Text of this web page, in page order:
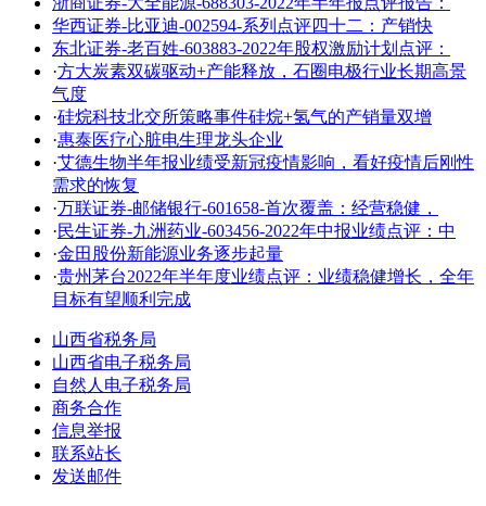
华西证券-比亚迪-002594-系列点评四十二：产销快
东北证券-老百姓-603883-2022年股权激励计划点评：
·方大炭素双碳驱动+产能释放，石圈电极行业长期高景
气度
·硅烷科技北交所策略事件硅烷+氢气的产销量双增
·惠泰医疗心脏电生理龙头企业
·艾德生物半年报业绩受新冠疫情影响，看好疫情后刚性
需求的恢复
·万联证券-邮储银行-601658-首次覆盖：经营稳健，
·民生证券-九洲药业-603456-2022年中报业绩点评：中
·金田股份新能源业务逐步起量
·贵州茅台2022年半年度业绩点评：业绩稳健增长，全年
目标有望顺利完成
山西省税务局
山西省电子税务局
自然人电子税务局
商务合作
信息举报
联系站长
发送邮件